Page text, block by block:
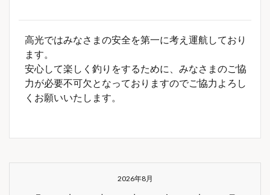
高光ではみなさまの安全を第一に考え運航しており
ます。
安心して楽しく釣りをするために、みなさまのご協
力が必要不可欠となっておりますのでご協力よろし
くお願いいたします。
2026年8月